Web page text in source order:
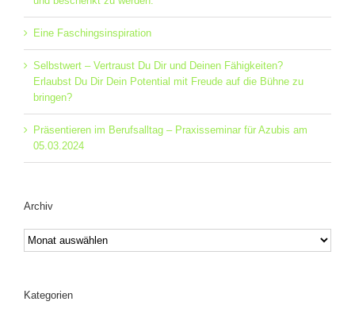
Eine Faschingsinspiration
Selbstwert – Vertraust Du Dir und Deinen Fähigkeiten?
Erlaubst Du Dir Dein Potential mit Freude auf die Bühne zu
bringen?
Präsentieren im Berufsalltag – Praxisseminar für Azubis am
05.03.2024
Archiv
Archiv
Kategorien